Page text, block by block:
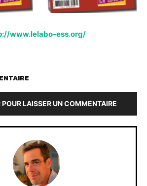
www.lelabo-ess.org/
LAISSER UN COMMENTAIRE